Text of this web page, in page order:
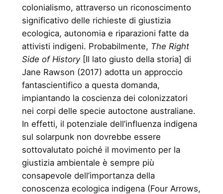
colonialismo, attraverso un riconoscimento
significativo delle richieste di giustizia
ecologica, autonomia e riparazioni fatte da
attivisti indigeni. Probabilmente, The Right
Side of History[Il lato giusto della storia] di
Jane Rawson (2017) adotta un approccio
fantascientifico a questa domanda,
impiantando la coscienza dei colonizzatori
nei corpi delle specie autoctone australiane.
In effetti, il potenziale dell’influenza indigena
sul solarpunk non dovrebbe essere
sottovalutato poiché il movimento per la
giustizia ambientale è sempre più
consapevole dell’importanza della
conoscenza ecologica indigena (Four Arrows,